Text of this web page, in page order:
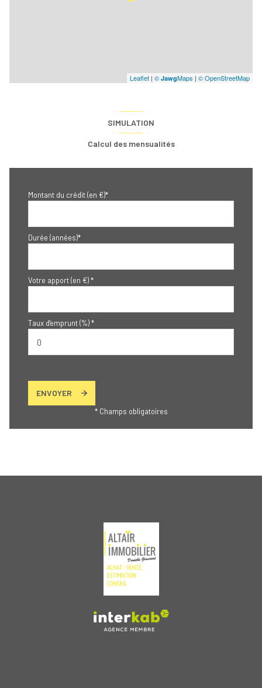
Leaflet | © JawgMaps | © OpenStreetMap
SIMULATION
Calcul des mensualités
Montant du crédit (en €)*
Durée (années)*
Votre apport (en €) *
Taux d'emprunt (%) *
ENVOYER
* Champs obligatoires